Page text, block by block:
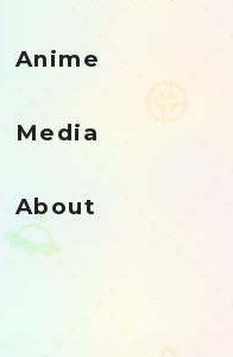
Anime
Media
About